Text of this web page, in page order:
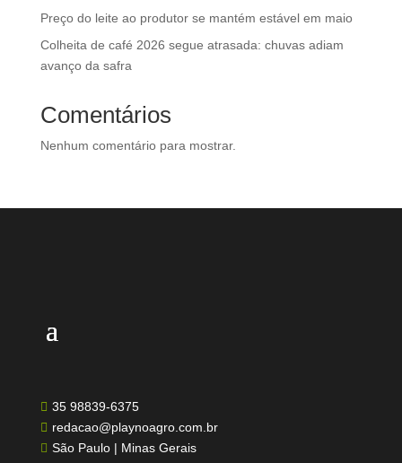
Preço do leite ao produtor se mantém estável em maio
Colheita de café 2026 segue atrasada: chuvas adiam
avanço da safra
Comentários
Nenhum comentário para mostrar.
 35 98839-6375
 redacao@playnoagro.com.br
 São Paulo | Minas Gerais